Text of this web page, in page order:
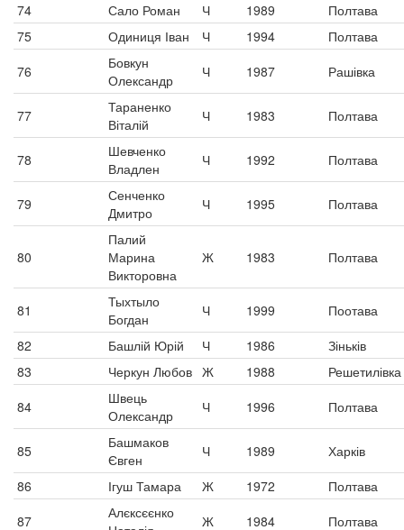
74
Сало Роман Ч 1989
Полтава
75
Одиниця Іван Ч 1994
Полтава
76
Бовкун
Олександр
Ч 1987 Рашівка
77
Тараненко
Віталій
Ч 1983 Полтава
78
Шевченко
Владлен
Ч 1992 Полтава
79
Сенченко
Дмитро
Ч 1995 Полтава
80
Палий
Марина
Викторовна
Ж 1983 Полтава
81
Тыхтыло
Богдан
Ч 1999
Поотава
82
Башлій Юрій Ч 1986
Зіньків
83
Черкун Любов Ж 1988
Решетилівка
84
Швець
Олександр
Ч 1996 Полтава
85
Башмаков
Євген
Ч 1989
Харків
86
Ігуш Тамара Ж 1972
Полтава
87
Алєксєєнко
Ж 1984 Полтава